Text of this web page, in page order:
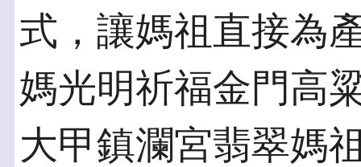
式，讓媽祖直接為
媽光明祈福金門高
大甲鎮瀾宮翡翠媽